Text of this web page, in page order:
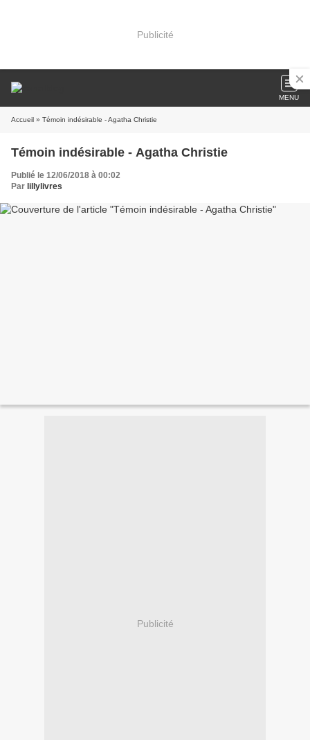
Publicité
MENU
Accueil » Témoin indésirable - Agatha Christie
Témoin indésirable - Agatha Christie
Publié le 12/06/2018 à 00:02
Par lillylivres
Publicité